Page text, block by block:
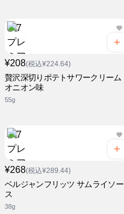
¥208(税込¥224.64)
贅沢深切りポテトサワークリーム
オニオン味
55g
¥268(税込¥289.44)
ベルジャンフリッツ サムライソー
ス
38g